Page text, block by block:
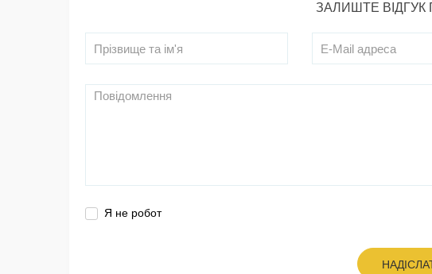
ЗАЛИШТЕ ВІДГУК
Я не робот